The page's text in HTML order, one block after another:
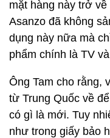
mặt hàng này trở
Asanzo đã không
dụng này nữa mà
phẩm chính là TV
Ông Tam cho rằng,
từ Trung Quốc về
có gì là mới. Tuy
như trong giấy bảo